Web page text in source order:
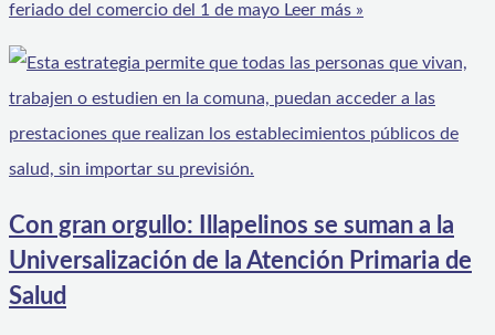
feriado del comercio del 1 de mayo Leer más »
Con gran orgullo: Illapelinos se suman a la
Universalización de la Atención Primaria de
Salud